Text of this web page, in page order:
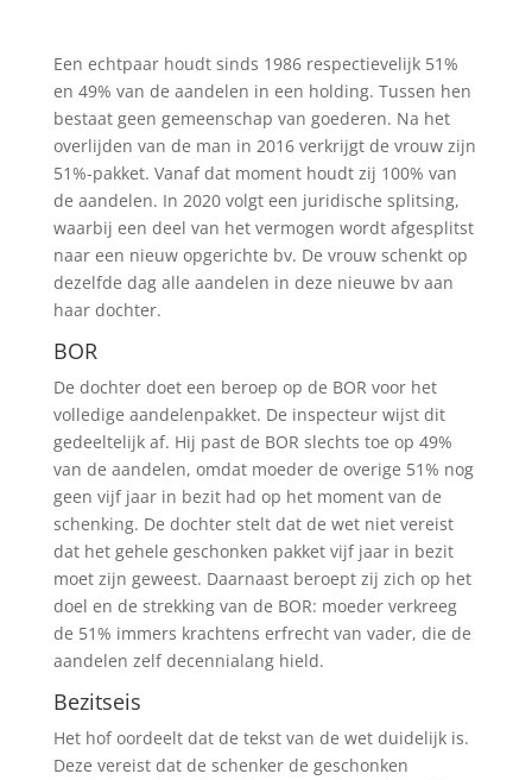
Een echtpaar houdt sinds 1986 respectievelijk 51%
en 49% van de aandelen in een holding. Tussen hen
bestaat geen gemeenschap van goederen. Na het
overlijden van de man in 2016 verkrijgt de vrouw zijn
51%-pakket. Vanaf dat moment houdt zij 100% van
de aandelen. In 2020 volgt een juridische splitsing,
waarbij een deel van het vermogen wordt afgesplitst
naar een nieuw opgerichte bv. De vrouw schenkt op
dezelfde dag alle aandelen in deze nieuwe bv aan
haar dochter.
BOR
De dochter doet een beroep op de BOR voor het
volledige aandelenpakket. De inspecteur wijst dit
gedeeltelijk af. Hij past de BOR slechts toe op 49%
van de aandelen, omdat moeder de overige 51% nog
geen vijf jaar in bezit had op het moment van de
schenking. De dochter stelt dat de wet niet vereist
dat het gehele geschonken pakket vijf jaar in bezit
moet zijn geweest. Daarnaast beroept zij zich op het
doel en de strekking van de BOR: moeder verkreeg
de 51% immers krachtens erfrecht van vader, die de
aandelen zelf decennialang hield.
Bezitseis
Het hof oordeelt dat de tekst van de wet duidelijk is.
Deze vereist dat de schenker de geschonken